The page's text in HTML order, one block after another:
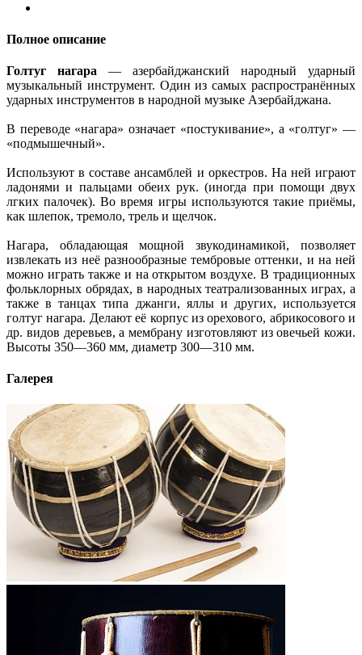
Полное описание
Голтуг нагара — азербайджанский народный ударный
музыкальный инструмент. Один из самых распространённых
ударных инструментов в народной музыке Азербайджана.
В переводе «нагара» означает «постукивание», а «голтуг» —
«подмышечный».
Используют в составе ансамблей и оркестров. На ней играют
ладонями и пальцами обеих рук. (иногда при помощи двух
лгких палочек). Во время игры используются такие приёмы,
как шлепок, тремоло, трель и щелчок.
Нагара, обладающая мощной звукодинамикой, позволяет
извлекать из неё разнообразные тембровые оттенки, и на ней
можно играть также и на открытом воздухе. В традиционных
фольклорных обрядах, в народных театрализованных играх, а
также в танцах типа джанги, яллы и других, используется
голтуг нагара. Делают её корпус из орехового, абрикосового и
др. видов деревьев, а мембрану изготовляют из овечьей кожи.
Высоты 350—360 мм, диаметр 300—310 мм.
Галерея